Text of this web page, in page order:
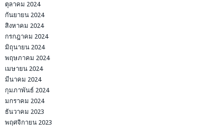
ตุลาคม 2024
กันยายน 2024
สิงหาคม 2024
กรกฎาคม 2024
มิถุนายน 2024
พฤษภาคม 2024
เมษายน 2024
มีนาคม 2024
กุมภาพันธ์ 2024
มกราคม 2024
ธันวาคม 2023
พฤศจิกายน 2023